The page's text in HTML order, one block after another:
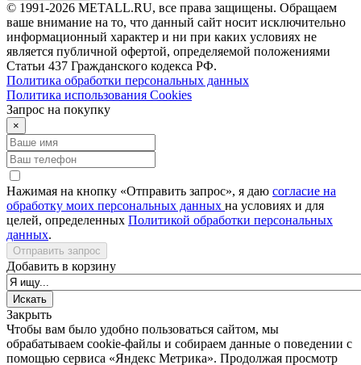
© 1991-2026 METALL.RU, все права защищены. Обращаем
ваше внимание на то, что данный сайт носит исключительно
информационный характер и ни при каких условиях не
является публичной офертой, определяемой положениями
Статьи 437 Гражданского кодекса РФ.
Политика обработки персональных данных
Политика использования Сookies
Запрос на покупку
×
Нажимая на кнопку «Отправить запрос», я даю согласие на
обработку моих персональных данных на условиях и для
целей, определенных Политикой обработки персональных
данных.
Отправить запрос
Добавить в корзину
Закрыть
Чтобы вам было удобно пользоваться сайтом, мы
обрабатываем cookie-файлы и собираем данные о поведении с
помощью сервиса «Яндекс Метрика». Продолжая просмотр